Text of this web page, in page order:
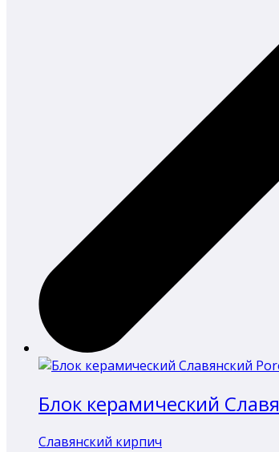
Блок керамический
Славянский кирпич